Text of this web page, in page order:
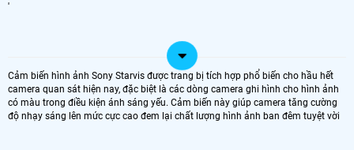
'
Cảm biến hình ảnh Sony Starvis được trang bị tích hợp phổ biến cho hầu hết
camera quan sát hiện nay, đặc biệt là các dòng camera ghi hình cho hình ảnh
có màu trong điều kiện ánh sáng yếu. Cảm biến này giúp camera tăng cường
độ nhạy sáng lên mức cực cao đem lại chất lượng hình ảnh ban đêm tuyệt vời